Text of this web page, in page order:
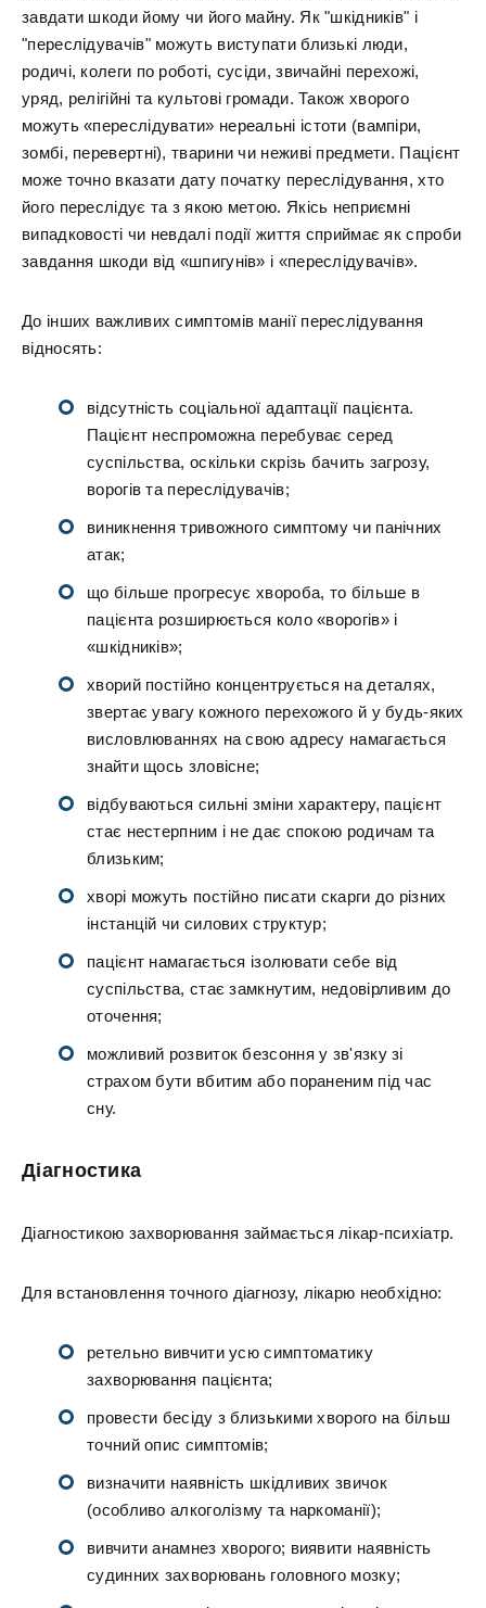
завдати шкоди йому чи його майну. Як "шкідників" і
"переслідувачів" можуть виступати близькі люди,
родичі, колеги по роботі, сусіди, звичайні перехожі,
уряд, релігійні та культові громади. Також хворого
можуть «переслідувати» нереальні істоти (вампіри,
зомбі, перевертні), тварини чи неживі предмети. Пацієнт
може точно вказати дату початку переслідування, хто
його переслідує та з якою метою. Якісь неприємні
випадковості чи невдалі події життя сприймає як спроби
завдання шкоди від «шпигунів» і «переслідувачів».
До інших важливих симптомів манії переслідування
відносять:
відсутність соціальної адаптації пацієнта.
Пацієнт неспроможна перебуває серед
суспільства, оскільки скрізь бачить загрозу,
ворогів та переслідувачів;
виникнення тривожного симптому чи панічних
атак;
що більше прогресує хвороба, то більше в
пацієнта розширюється коло «ворогів» і
«шкідників»;
хворий постійно концентрується на деталях,
звертає увагу кожного перехожого й у будь-яких
висловлюваннях на свою адресу намагається
знайти щось зловісне;
відбуваються сильні зміни характеру, пацієнт
стає нестерпним і не дає спокою родичам та
близьким;
хворі можуть постійно писати скарги до різних
інстанцій чи силових структур;
пацієнт намагається ізолювати себе від
суспільства, стає замкнутим, недовірливим до
оточення;
можливий розвиток безсоння у зв'язку зі
страхом бути вбитим або пораненим під час
сну.
Діагностика
Діагностикою захворювання займається лікар-психіатр.
Для встановлення точного діагнозу, лікарю необхідно:
ретельно вивчити усю симптоматику
захворювання пацієнта;
провести бесіду з близькими хворого на більш
точний опис симптомів;
визначити наявність шкідливих звичок
(особливо алкоголізму та наркоманії);
вивчити анамнез хворого; виявити наявність
судинних захворювань головного мозку;